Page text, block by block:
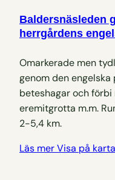
Baldersnäsleden
herrgårdens
Omarkerade men
genom den engelska
beteshagar och
eremitgrotta m.m.
2-5,4 km.
Läs merVisa på karta